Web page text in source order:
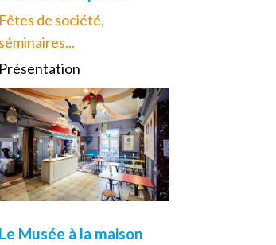
Fêtes de société,
séminaires...
Présentation
Le Musée à la maison